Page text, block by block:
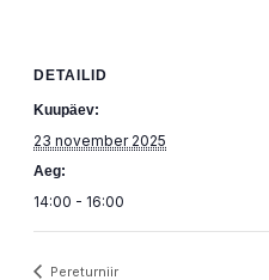
DETAILID
Kuupäev:
23 november 2025
Aeg:
14:00 - 16:00
Pereturniir